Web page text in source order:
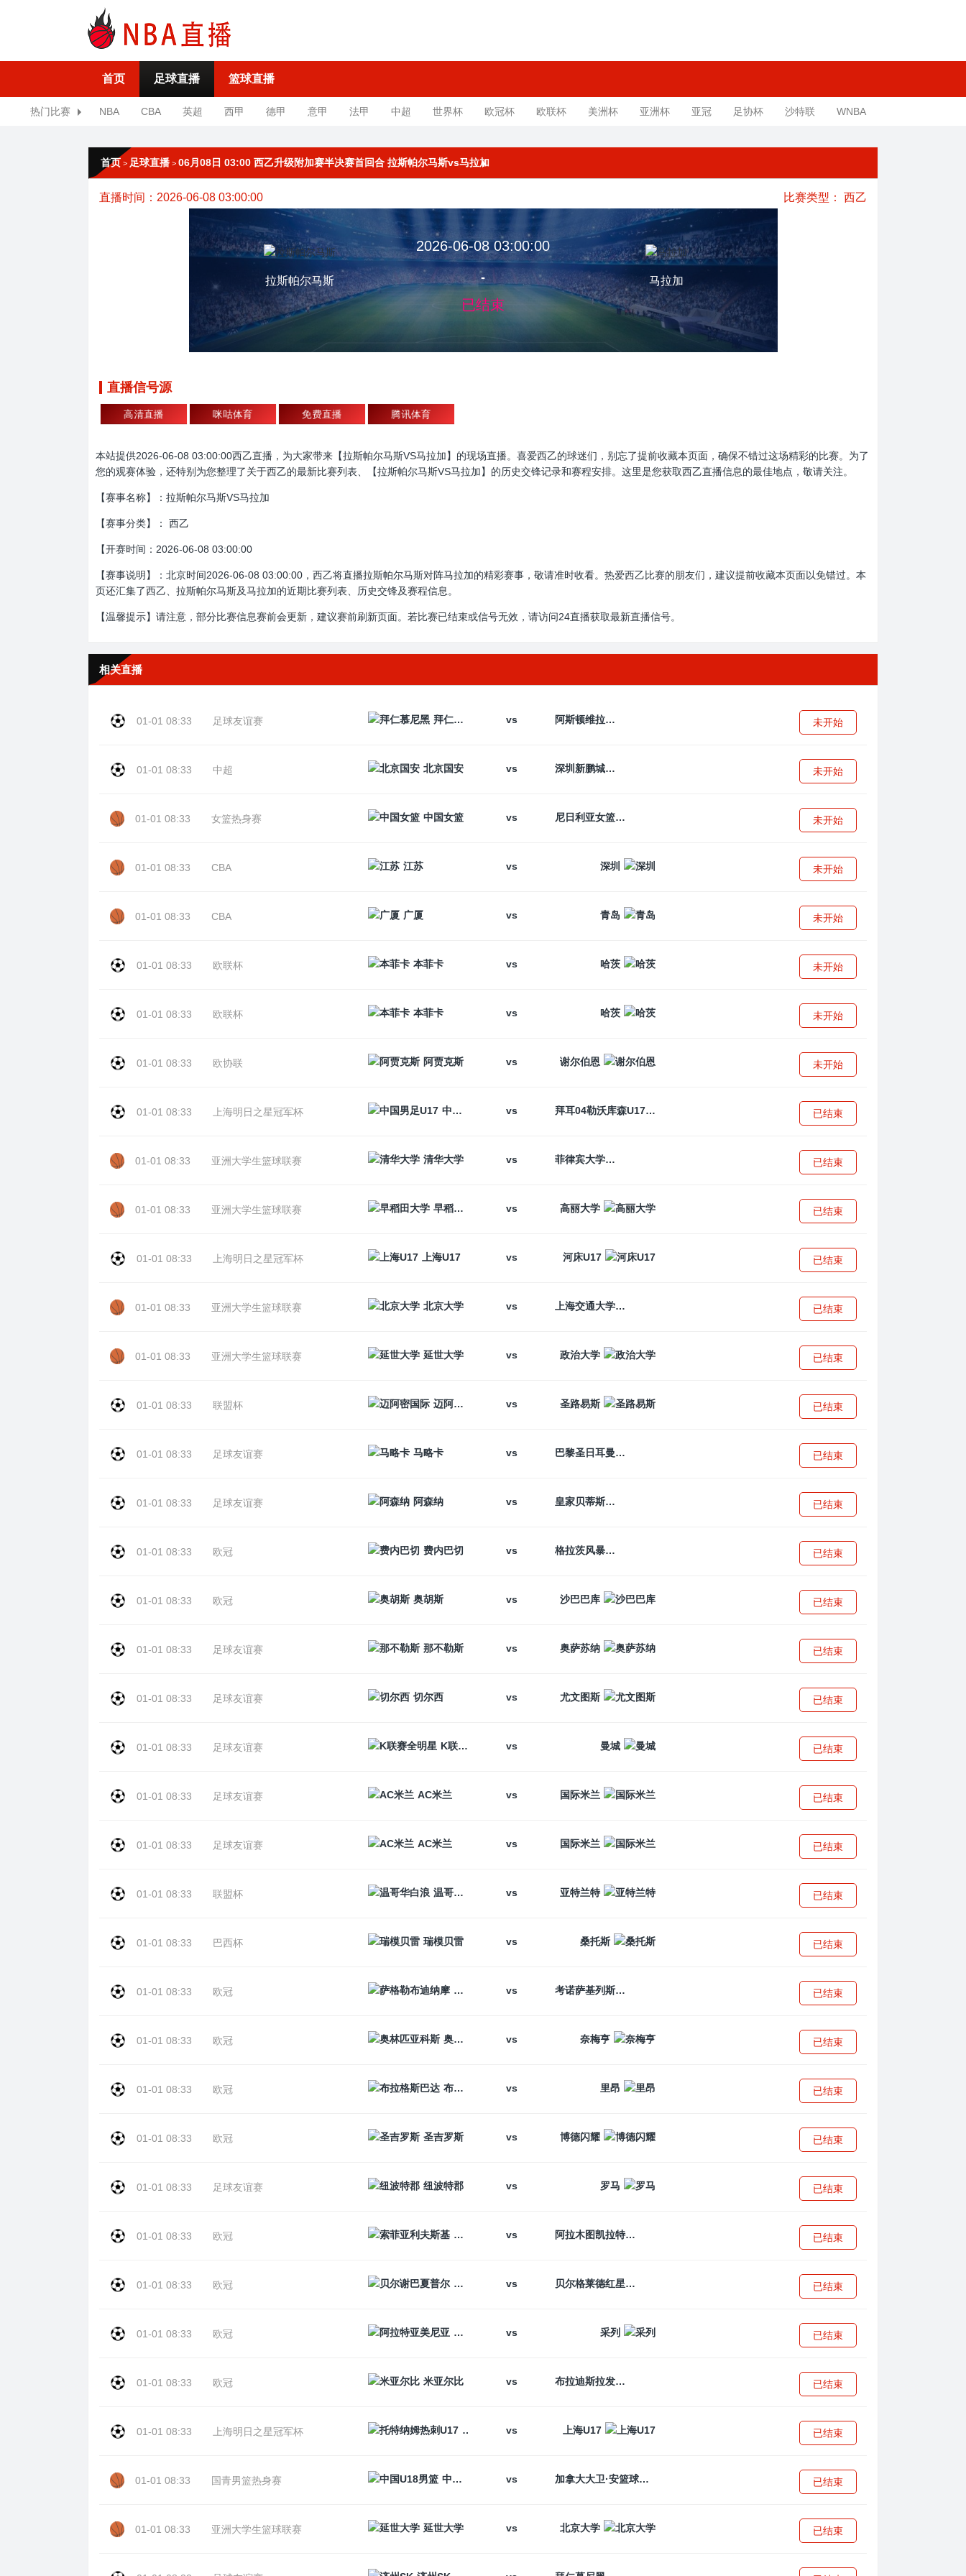
首页 足球直播 篮球直播
热门比赛 NBA CBA 英超 西甲 德甲 意甲 法甲 中超 世界杯 欧冠杯 欧联杯 美洲杯 亚洲杯 亚冠 足协杯 沙特联 WNBA
首页 > 足球直播 > 06月08日 03:00 西乙升级附加赛半决赛首回合 拉斯帕尔马斯vs马拉加
直播时间：2026-06-08 03:00:00 比赛类型： 西乙
拉斯帕尔马斯
2026-06-08 03:00:00
-
已结束
马拉加
直播信号源
高清直播 咪咕体育 免费直播 腾讯体育
本站提供2026-06-08 03:00:00西乙直播，为大家带来【拉斯帕尔马斯VS马拉加】的现场直播。喜爱西乙的球迷们，别忘了提前收藏本页面，确保不错过这场精彩的比赛。为了
您的观赛体验，还特别为您整理了关于西乙的最新比赛列表、【拉斯帕尔马斯VS马拉加】的历史交锋记录和赛程安排。这里是您获取西乙直播信息的最佳地点，敬请关注。
【赛事名称】：拉斯帕尔马斯VS马拉加
【赛事分类】： 西乙
【开赛时间：2026-06-08 03:00:00
【赛事说明】：北京时间2026-06-08 03:00:00，西乙将直播拉斯帕尔马斯对阵马拉加的精彩赛事，敬请准时收看。热爱西乙比赛的朋友们，建议提前收藏本页面以免错过。本
页还汇集了西乙、拉斯帕尔马斯及马拉加的近期比赛列表、历史交锋及赛程信息。
【温馨提示】请注意，部分比赛信息赛前会更新，建议赛前刷新页面。若比赛已结束或信号无效，请访问24直播获取最新直播信号。
相关直播
01-01 08:33 足球友谊赛 拜仁慕尼黑 vs 阿斯顿维拉 未开始
01-01 08:33 中超 北京国安 vs 深圳新鹏城 未开始
01-01 08:33 女篮热身赛 中国女篮 vs 尼日利亚女篮 未开始
01-01 08:33 CBA 江苏 vs 深圳 未开始
01-01 08:33 CBA 广厦 vs 青岛 未开始
01-01 08:33 欧联杯 本菲卡 vs 哈茨 未开始
01-01 08:33 欧联杯 本菲卡 vs 哈茨 未开始
01-01 08:33 欧协联 阿贾克斯 vs 谢尔伯恩 未开始
01-01 08:33 上海明日之星冠军杯 中国男足U17 vs 拜耳04勒沃库森U17 已结束
01-01 08:33 亚洲大学生篮球联赛 清华大学 vs 菲律宾大学 已结束
01-01 08:33 亚洲大学生篮球联赛 早稻田大学 vs 高丽大学 已结束
01-01 08:33 上海明日之星冠军杯 上海U17 vs 河床U17 已结束
01-01 08:33 亚洲大学生篮球联赛 北京大学 vs 上海交通大学 已结束
01-01 08:33 亚洲大学生篮球联赛 延世大学 vs 政治大学 已结束
01-01 08:33 联盟杯 迈阿密国际 vs 圣路易斯 已结束
01-01 08:33 足球友谊赛 马略卡 vs 巴黎圣日耳曼 已结束
01-01 08:33 足球友谊赛 阿森纳 vs 皇家贝蒂斯 已结束
01-01 08:33 欧冠 费内巴切 vs 格拉茨风暴 已结束
01-01 08:33 欧冠 奥胡斯 vs 沙巴巴库 已结束
01-01 08:33 足球友谊赛 那不勒斯 vs 奥萨苏纳 已结束
01-01 08:33 足球友谊赛 切尔西 vs 尤文图斯 已结束
01-01 08:33 足球友谊赛 K联赛全明星 vs 曼城 已结束
01-01 08:33 足球友谊赛 AC米兰 vs 国际米兰 已结束
01-01 08:33 足球友谊赛 AC米兰 vs 国际米兰 已结束
01-01 08:33 联盟杯 温哥华白浪 vs 亚特兰特 已结束
01-01 08:33 巴西杯 瑞模贝雷 vs 桑托斯 已结束
01-01 08:33 欧冠 萨格勒布迪纳摩
vs 考诺萨基列斯 已结束
01-01 08:33 欧冠 奥林匹亚科斯 vs 奈梅亨 已结束
01-01 08:33 欧冠 布拉格斯巴达 vs 里昂 已结束
01-01 08:33 欧冠 圣吉罗斯 vs 博德闪耀 已结束
01-01 08:33 足球友谊赛 纽波特郡 vs 罗马 已结束
01-01 08:33 欧冠 索菲亚利夫斯基
vs 阿拉木图凯拉特 已结束
01-01 08:33 欧冠 贝尔谢巴夏普尔
vs 贝尔格莱德红星 已结束
01-01 08:33 欧冠 阿拉特亚美尼亚
vs 采列 已结束
01-01 08:33 欧冠 米亚尔比 vs 布拉迪斯拉发 已结束
01-01 08:33 上海明日之星冠军杯 托特纳姆热刺U17
vs 上海U17 已结束
01-01 08:33 国青男篮热身赛 中国U18男篮 vs 加拿大大卫·安篮球学院 已结束
01-01 08:33 亚洲大学生篮球联赛 延世大学 vs 北京大学 已结束